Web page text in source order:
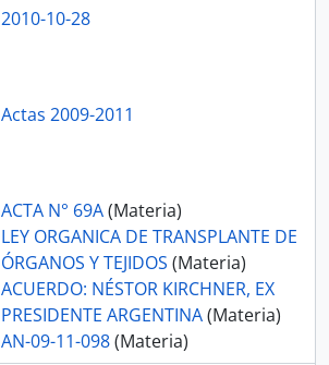
2010-10-28
Actas 2009-2011
ACTA N° 69A(Materia)
LEY ORGANICA DE TRANSPLANTE DE
ÓRGANOS Y TEJIDOS (Materia)
ACUERDO: NÉSTOR KIRCHNER, EX
PRESIDENTE ARGENTINA(Materia)
AN-09-11-098(Materia)